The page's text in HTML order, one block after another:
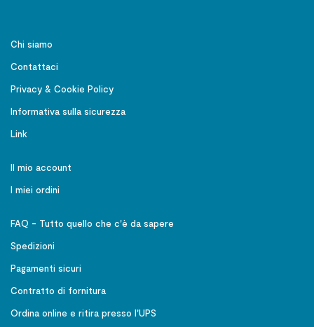
Chi siamo
Contattaci
Privacy & Cookie Policy
Informativa sulla sicurezza
Link
Il mio account
I miei ordini
FAQ - Tutto quello che c'è da sapere
Spedizioni
Pagamenti sicuri
Contratto di fornitura
Ordina online e ritira presso l'UPS